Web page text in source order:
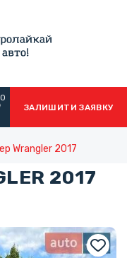
0
ЗАЛИШИТИ ЗАЯВКУ
Wrangler 2017
2017